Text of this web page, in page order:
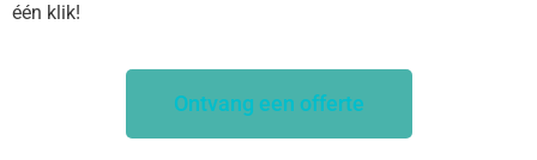
één klik!
Ontvang een offerte